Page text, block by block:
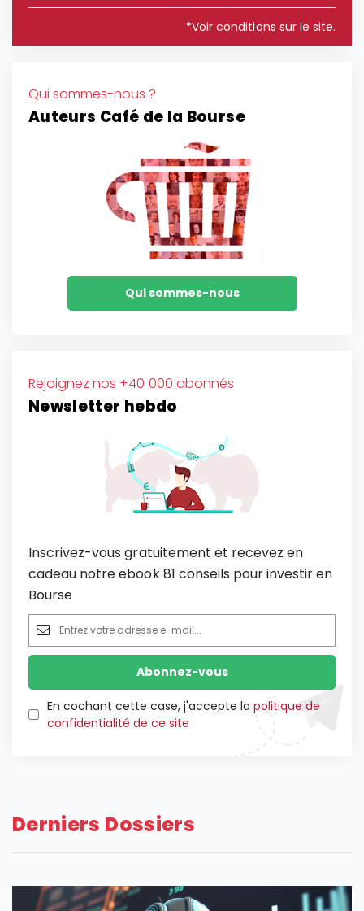
*Voir conditions sur le site.
Qui sommes-nous ?
Auteurs Café de la Bourse
Qui sommes-nous
Rejoignez nos +40 000 abonnés
Newsletter hebdo
Inscrivez-vous gratuitement et recevez en
cadeau notre ebook 81 conseils pour investir en
Bourse
En cochant cette case, j'accepte la politique de
confidentialité de ce site
Derniers Dossiers